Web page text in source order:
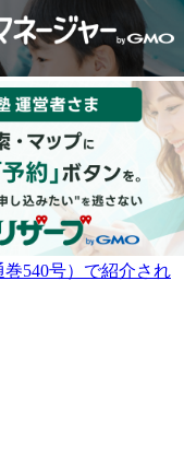
巻540号）で紹介され